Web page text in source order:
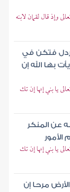
وإذ قال لقمان لابنه
فتكن في
بها الله إن
يا بني إنها إن تك
عن المنكر
يا بني إنها إن تك
مرحا إن